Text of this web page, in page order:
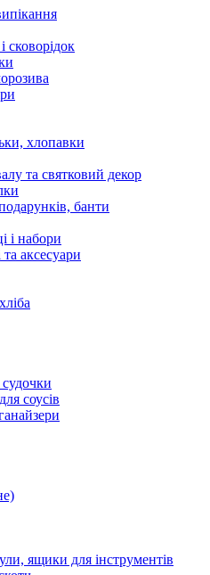
сковорідок
хлопавки
та святковий декор
банти
і набори
аксесуари
соусів
ящики для інструментів